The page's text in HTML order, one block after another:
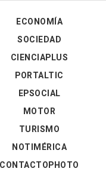
ECONOMÍA
SOCIEDAD
CIENCIAPLUS
PORTALTIC
EPSOCIAL
MOTOR
TURISMO
NOTIMÉRICA
CONTACTOPHOTO